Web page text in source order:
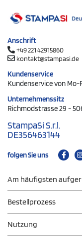
Anschrift
+49 221 42915860
kontakt@stampasi.de
Kundenservice
Kundenservice von
Unternehmenssitz
Richmodstrasse 29 -
StampaSi S.r.l.
DE356463144
folgen Sie uns
Am häufigsten
Bestellprozess
Nutzung